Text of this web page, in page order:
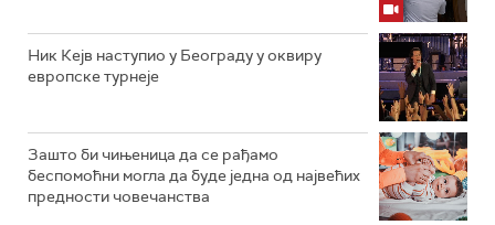
Ник Кејв наступио у Београду у оквиру
европске турнеје
Зашто би чињеница да се рађамо
беспомоћни могла да буде једна од највећих
предности човечанства